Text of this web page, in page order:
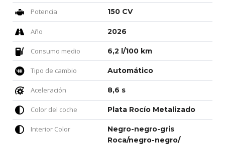
Potencia 150 CV
Año 2026
Consumo medio 6,2 l/100 km
Tipo de cambio Automático
Aceleración 8,6 s
Color del coche Plata Rocío Metalizado
Interior Color
Negro-negro-gris
Roca/negro-negro/